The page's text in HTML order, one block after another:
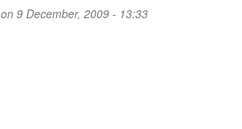
on 9 December, 2009 - 13:33